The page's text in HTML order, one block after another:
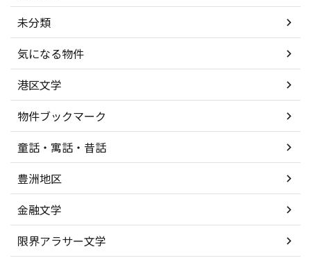
未分類
気になる物件
港区文学
物件ブックマーク
童話・寓話・昔話
豊洲地区
金融文学
限界アラサー文学